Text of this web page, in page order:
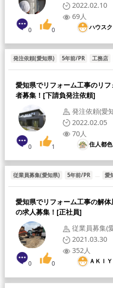
2022.02.10
69人
ハウス
0 0
発注依頼(愛知県) 5年前/PR 工務店
愛知県でリフォーム工事のリ
者募集！[下請負発注依頼]
発注依頼(愛
2022.02.05
70人
住人都
0 1
従業員募集(愛知県) 5年前/PR 愛
愛知県でリフォーム工事の解
の求人募集！[正社員]
従業員募集(
2021.03.30
352人
ＡＫＩ
0 0